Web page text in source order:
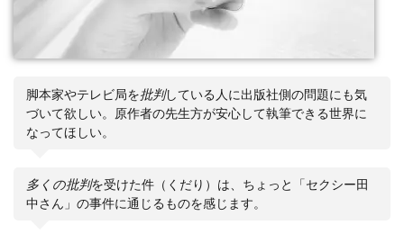
脚本家やテレビ局を批判している人に出版社側の問題にも気
づいて欲しい。原作者の先生方が安心して執筆できる世界に
なってほしい。
多くの批判を受けた件（くだり）は、ちょっと「セクシー田
中さん」の事件に通じるものを感じます。